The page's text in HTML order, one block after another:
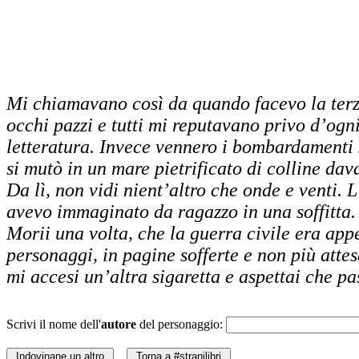
Mi chiamavano così da quando facevo la
occhi pazzi e tutti mi reputavano privo
letteratura. Invece vennero i
si mutò in un mare pietrificato di colline
Da lì, non vidi nient’altro che onde e venti.
avevo immaginato da ragazzo in una
Morii una volta, che la guerra civile era
personaggi, in pagine sofferte e non più
mi accesi un’altra sigaretta e aspettai che
Scrivi il nome dell'autore del personaggio: